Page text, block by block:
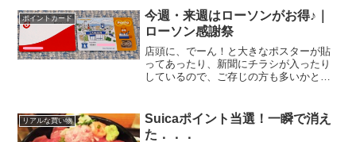
ポイントカード
今週・来週はローソンがお得♪｜
ローソン感謝祭
店頭に、でーん！と大きなポスターが貼
ってあったり、新聞にチラシが入ったり
しているので、ご存じの方も多いかと思
なら．．．ローソン感謝祭 開催中！クッ
クパッドユーザーが選...
リアルな買い物
Suicaポイント当選！一瞬で消え
た．．．